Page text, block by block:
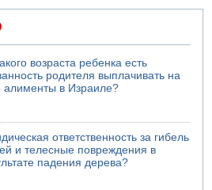
возраста ребенка есть
родителя выплачивать на
алименты в Израиле?
ответственность за гибель
и телесные повреждения в
падения дерева?